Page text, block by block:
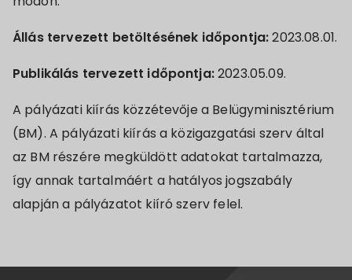
Állás tervezett betöltésének időpontja:2023.08.01.
Publikálás tervezett időpontja:2023.05.09.
A pályázati kiírás közzétevője a Belügyminisztérium
(BM). A pályázati kiírás a közigazgatási szerv által
az BM részére megküldött adatokat tartalmazza,
így annak tartalmáért a hatályos jogszabály
alapján a pályázatot kiíró szerv felel.